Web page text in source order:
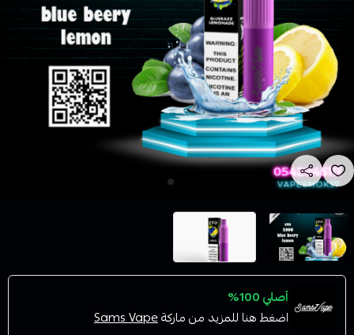
أصلي 100%
اضغط هنا للمزيد من ماركةSams Vape